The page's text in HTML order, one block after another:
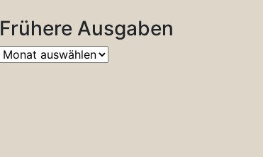
Frühere Ausgaben
Frühere